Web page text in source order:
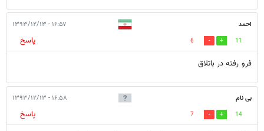
احمد ۱۶:۵۷ - ۱۳۹۳/۱۲/۱۳
11
6
پاسخ
فرو رفته در باتلاق
بی نام ۱۶:۵۸ - ۱۳۹۳/۱۲/۱۳
14
7
پاسخ